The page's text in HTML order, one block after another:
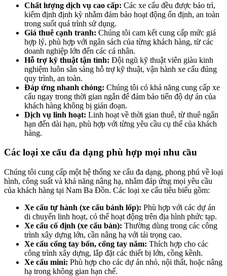
Chất lượng dịch vụ cao cấp: Các xe cẩu đều được bảo trì,
kiểm định định kỳ nhằm đảm bảo hoạt động ổn định, an toàn
trong suốt quá trình sử dụng.
Giá thuê cạnh tranh: Chúng tôi cam kết cung cấp mức giá
hợp lý, phù hợp với ngân sách của từng khách hàng, từ các
doanh nghiệp lớn đến các cá nhân.
Hỗ trợ kỹ thuật tận tình: Đội ngũ kỹ thuật viên giàu kinh
nghiệm luôn sẵn sàng hỗ trợ kỹ thuật, vận hành xe cẩu đúng
quy trình, an toàn.
Đáp ứng nhanh chóng: Chúng tôi có khả năng cung cấp xe
cẩu ngay trong thời gian ngắn để đảm bảo tiến độ dự án của
khách hàng không bị gián đoạn.
Dịch vụ linh hoạt: Linh hoạt về thời gian thuê, từ thuê ngắn
hạn đến dài hạn, phù hợp với từng yêu cầu cụ thể của khách
hàng.
Các loại xe cẩu đa dạng phù hợp mọi nhu cầu
Chúng tôi cung cấp một hệ thống xe cẩu đa dạng, phong phú về loại
hình, công suất và khả năng nâng hạ, nhằm đáp ứng mọi yêu cầu
của khách hàng tại Nam Ba Đồn. Các loại xe cẩu tiêu biểu gồm:
Xe cẩu tự hành (xe cẩu bánh lốp): Phù hợp với các dự án
di chuyển linh hoạt, có thể hoạt động trên địa hình phức tạp.
Xe cẩu cố định (xe cẩu bàn): Thường dùng trong các công
trình xây dựng lớn, cần nâng hạ với tải trọng cao.
Xe cẩu cổng tay bốn, cổng tay năm: Thích hợp cho các
công trình xây dựng, lắp đặt các thiết bị lớn, cồng kềnh.
Xe cẩu mini: Phù hợp cho các dự án nhỏ, nội thất, hoặc nâng
hạ trong không gian hạn chế.